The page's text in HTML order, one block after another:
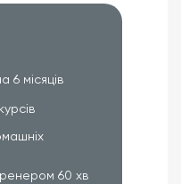
6 місяців
60 хв